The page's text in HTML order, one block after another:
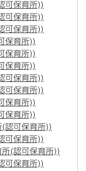
可保育所))
可保育所))
可保育所))
保育所))
保育所))
保育所))
可保育所))
可保育所))
保育所))
保育所))
(認可保育所))
可保育所))
(認可保育所))
可保育所))